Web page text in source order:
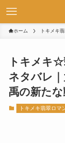
ホーム トキメキ
トキメキ
ネタバレ
禹の新たな
トキメキ翡翠ロマ